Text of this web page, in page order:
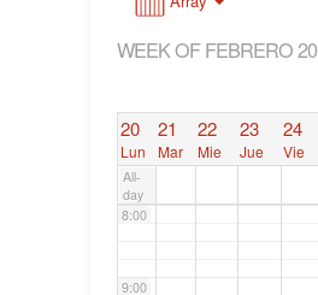
WEEK OF FEBRERO 20
20
Lun
21
Mar
22
Mie
23
Jue
24
Vie
All-
day
7:00
8:00
9:00